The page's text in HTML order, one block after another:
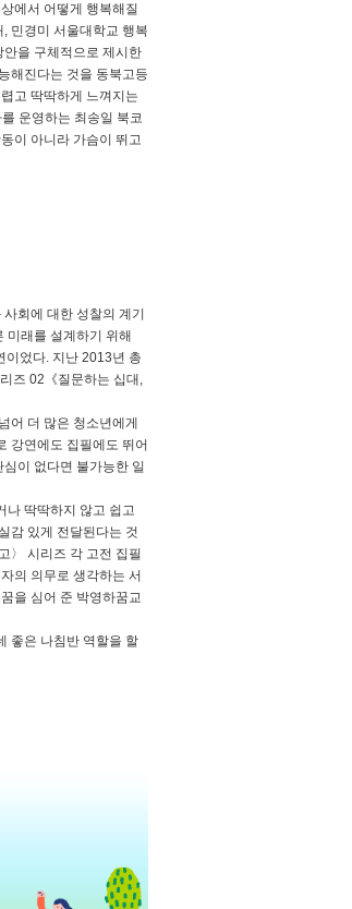
에서 어떻게 행복해질
민경미 서울대학교 행복
을 구체적으로 제시한
해진다는 것을 동북고등
고 딱딱하게 느껴지는
운영하는 최송일 북코
이 아니라 가슴이 뛰고
회에 대한 성찰의 계기
미래를 설계하기 위해
이었다. 지난 2013년 총
즈 02《질문하는 십대,
어 더 많은 청소년에게
강연에도 집필에도 뛰어
이 없다면 불가능한 일
나 딱딱하지 않고 쉽고
감 있게 전달된다는 것
〉 시리즈 각 고전 집필
의 의무로 생각하는 서
을 심어 준 박영하꿈교
좋은 나침반 역할을 할